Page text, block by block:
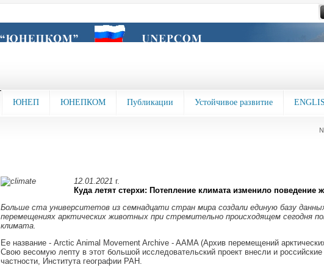
ЮНЕП ЮНЕПКОМ Публикации Устойчивое развитие
12.01.2021 г.
Куда летят стерхи: Потепление климата изменило поведение
Больше ста университетов из семнадцати стран мира создали единую базу
перемещениях арктических животных при стремительно происходящем сегодня
климата.
Ее название - Arctic Animal Movement Archive - AAMA (Архив перемещений
Свою весомую лепту в этот большой исследовательский проект внесли и российские
частности, Института географии РАН.